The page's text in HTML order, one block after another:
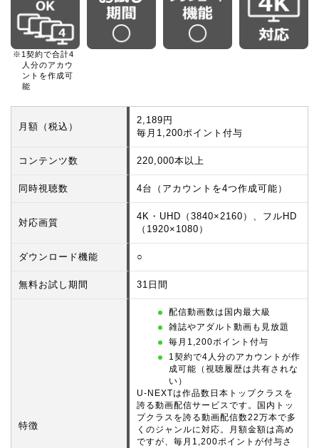
※1契約で合計4
人分のアカウ
ントを作成可
能
月額（税込）
2,189円
毎月1,200ポイント付与
コンテンツ数 220,000本以上
同時視聴数 4台（アカウントを4つ作成可能）
対応画質
4K・UHD（3840×2160）、フルHD
（1920×1080）
ダウンロード機能 ○
無料お試し期間 31日間
特徴
配信動画数は国内最大級
雑誌やアダルト動画も見放題
毎月1,200ポイント付与
1契約で4人分のアカウントが作
成可能（視聴履歴は共有されな
い）
U-NEXTは作品数日本トップクラスを
誇る動画配信サービスです。国内トッ
プクラスを誇る動画配信数22万本で多
くのジャンルに対応。月額金額は高め
ですが、毎月1,200ポイントが付与さ